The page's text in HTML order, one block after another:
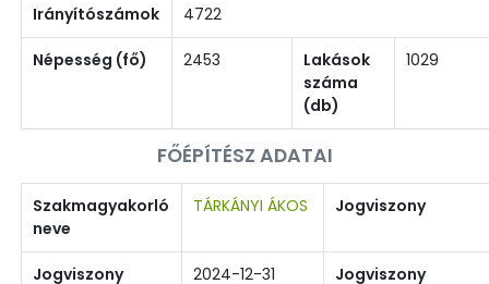
Irányítószámok 4722
Népesség (fő) 2453
Lakások
száma
(db)
1029
FŐÉPÍTÉSZ ADATAI
Szakmagyakorló
neve
TÁRKÁNYI ÁKOS Jogviszony
Jogviszony
2024-12-31
Jogviszony